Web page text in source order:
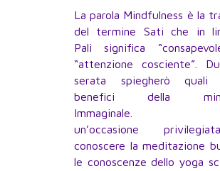
La parola Mindfulness è la
del termine Sati che in
Pali significa
“attenzione cosciente”.
serata spiegherò
benefici della
Immaginale.
un’occasione
conoscere la meditazione
le conoscenze dello yoga